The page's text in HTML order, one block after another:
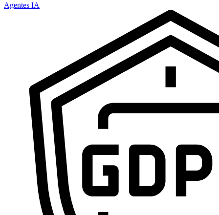
Agentes IA